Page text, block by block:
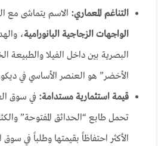
التناغم المعماري: الاسم يتماشى مع
الواجهات الزجاجية البانورامية،
البصرية بين داخل الفيلا والطبيعة
الأخضر” هو العنصر الأساسي في
قيمة استثمارية مستدامة: في سوق
تحمل طابع “الحدائق المفتوحة”
الأكثر احتفاظاً بقيمتها وطلباً في سوق